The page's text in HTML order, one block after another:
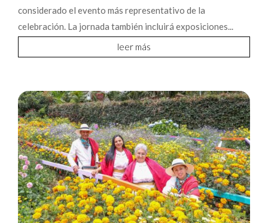
considerado el evento más representativo de la
celebración. La jornada también incluirá exposiciones...
leer más